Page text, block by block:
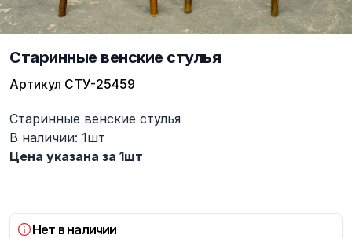
Старинные венские стулья
Артикул СТУ-25459
Описание
Старинные венские стулья
В наличии: 1шт
Цена указана за 1шт
Нет в наличии